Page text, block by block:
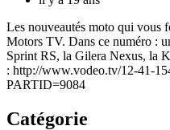
Les nouveautés moto qui vous
Motors TV. Dans ce numéro :
Sprint RS, la Gilera Nexus, la
: http://www.vodeo.tv/12-41-
PARTID=9084
Catégorie